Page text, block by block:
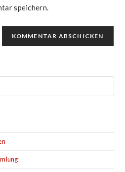
speichern.